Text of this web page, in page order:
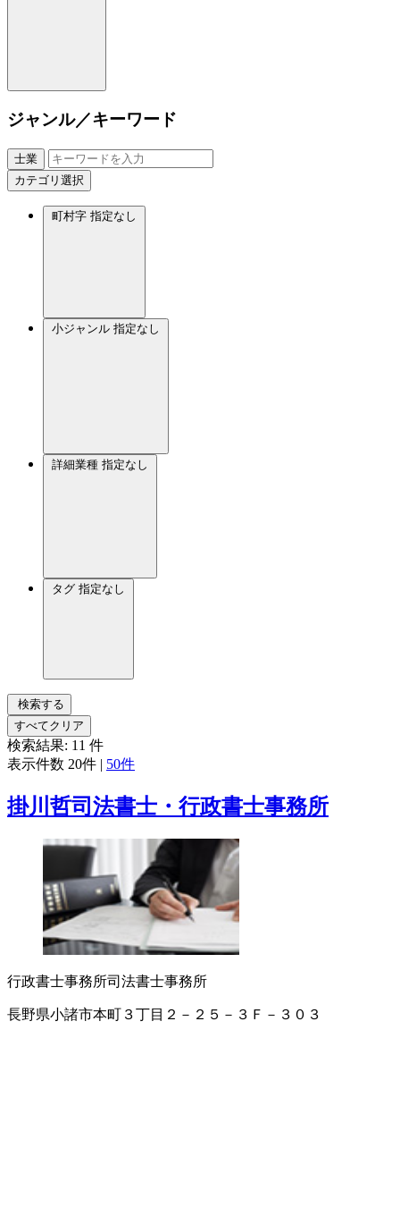
ジャンル／キーワード
士業
カテゴリ選択
町村字 指定なし
小ジャンル 指定なし
詳細業種 指定なし
タグ 指定なし
検索する
すべてクリア
検索結果: 11 件
表示件数 20件 | 50件
掛川哲司法書士・行政書士事務所
行政書士事務所司法書士事務所
長野県小諸市本町３丁目２－２５－３Ｆ－３０３